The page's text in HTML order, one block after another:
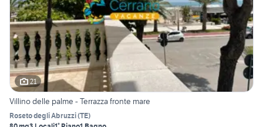
21
Villino delle palme - Terrazza fronte mare
Roseto degli Abruzzi(TE)